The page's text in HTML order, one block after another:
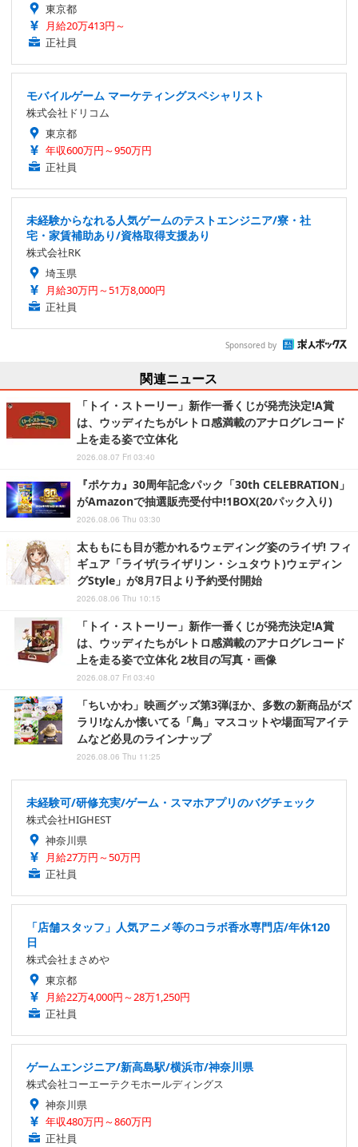
東京都
月給20万413円～
正社員
モバイルゲーム マーケティングスペシャリスト
株式会社ドリコム
東京都
年収600万円～950万円
正社員
未経験からなれる人気ゲームのテストエンジニア/寮・社
宅・家賃補助あり/資格取得支援あり
株式会社RK
埼玉県
月給30万円～51万8,000円
正社員
Sponsored by
関連ニュース
「トイ・ストーリー」新作一番くじが発売決定!A賞
は、ウッディたちがレトロ感満載のアナログレコード
上を走る姿で立体化
2026.08.07 Fri 03:40
『ポケカ』30周年記念パック「30th CELEBRATION」
がAmazonで抽選販売受付中!1BOX(20パック入り)
2026.08.06 Thu 03:30
太ももにも目が惹かれるウェディング姿のライザ! フィ
ギュア「ライザ(ライザリン・シュタウト)ウェディン
グStyle」が8月7日より予約受付開始
2026.08.06 Thu 10:15
「トイ・ストーリー」新作一番くじが発売決定!A賞
は、ウッディたちがレトロ感満載のアナログレコード
上を走る姿で立体化 2枚目の写真・画像
2026.08.07 Fri 03:40
「ちいかわ」映画グッズ第3弾ほか、多数の新商品がズ
ラリ!なんか懐いてる「鳥」マスコットや場面写アイテ
ムなど必見のラインナップ
2026.08.06 Thu 11:25
未経験可/研修充実/ゲーム・スマホアプリのバグチェック
株式会社HIGHEST
神奈川県
月給27万円～50万円
正社員
「店舗スタッフ」人気アニメ等のコラボ香水専門店/年休120
日
株式会社まさめや
東京都
月給22万4,000円～28万1,250円
正社員
ゲームエンジニア/新高島駅/横浜市/神奈川県
株式会社コーエーテクモホールディングス
神奈川県
年収480万円～860万円
正社員